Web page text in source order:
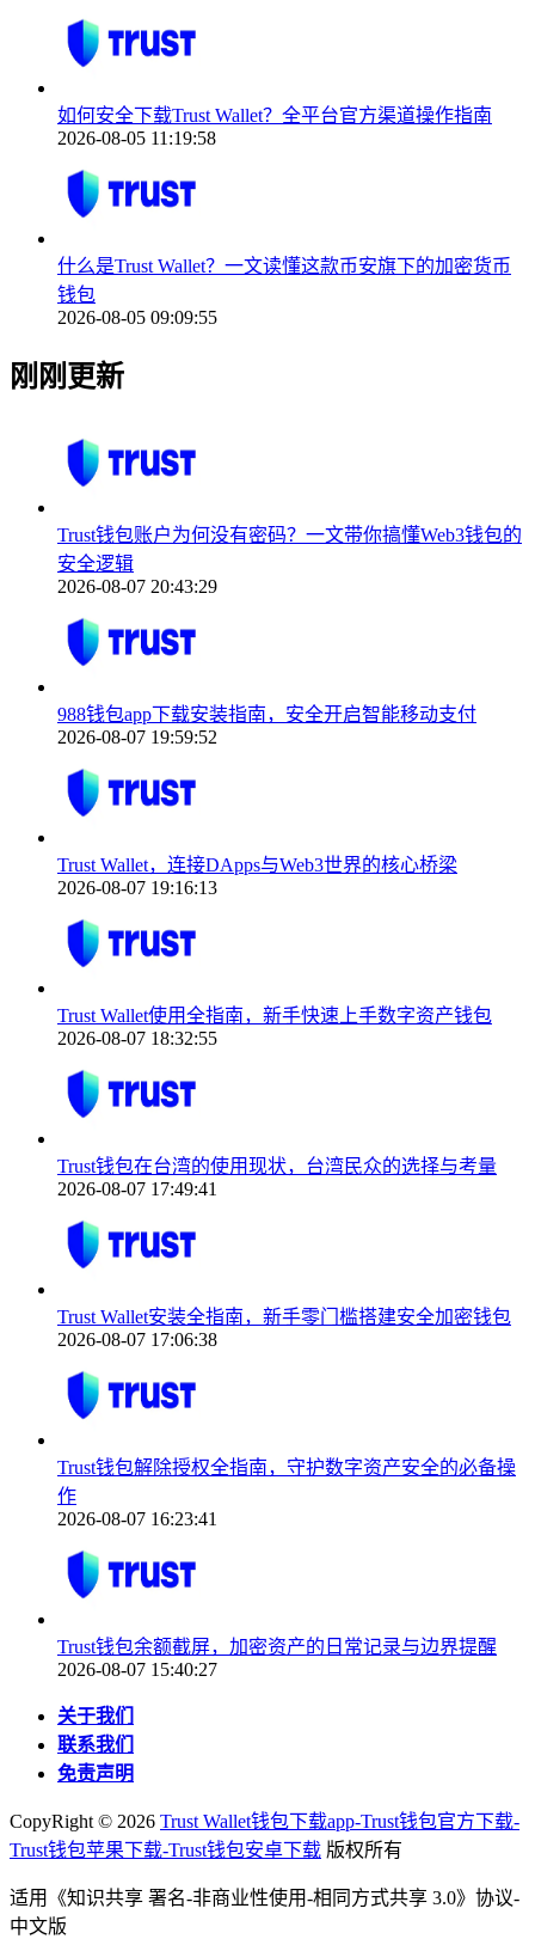
如何安全下载Trust Wallet？全平台官方渠道操作指南
2026-08-05 11:19:58
什么是Trust Wallet？一文读懂这款币安旗下的加密货币
钱包
2026-08-05 09:09:55
刚刚更新
Trust钱包账户为何没有密码？一文带你搞懂Web3钱包的
安全逻辑
2026-08-07 20:43:29
988钱包app下载安装指南，安全开启智能移动支付
2026-08-07 19:59:52
Trust Wallet，连接DApps与Web3世界的核心桥梁
2026-08-07 19:16:13
Trust Wallet使用全指南，新手快速上手数字资产钱包
2026-08-07 18:32:55
Trust钱包在台湾的使用现状，台湾民众的选择与考量
2026-08-07 17:49:41
Trust Wallet安装全指南，新手零门槛搭建安全加密钱包
2026-08-07 17:06:38
Trust钱包解除授权全指南，守护数字资产安全的必备操
作
2026-08-07 16:23:41
Trust钱包余额截屏，加密资产的日常记录与边界提醒
2026-08-07 15:40:27
关于我们
联系我们
免责声明
CopyRight © 2026 Trust Wallet钱包下载app-Trust钱包官方下载-
Trust钱包苹果下载-Trust钱包安卓下载 版权所有
适用《知识共享 署名-非商业性使用-相同方式共享 3.0》协议-
中文版